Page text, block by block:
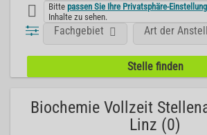
Bittepassen Sie Ihre Privatsphäre-
Inhalte zu sehen.
Fachgebiet Art der
Biochemie Vollzeit
Linz (0)